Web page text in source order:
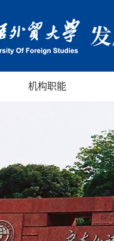
机构职能